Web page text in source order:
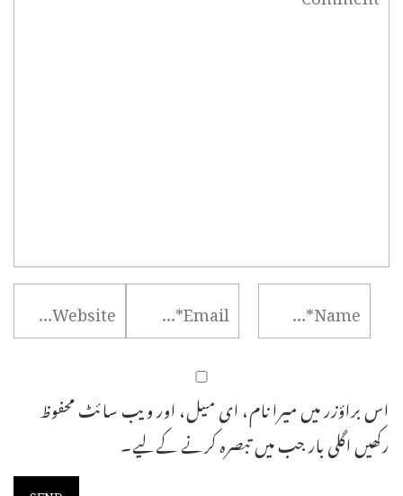
اس براؤزر میں میرا نام، ای میل، اور ویب سائٹ محفوظ
رکھیں اگلی بار جب میں تبصرہ کرنے کےلیے۔